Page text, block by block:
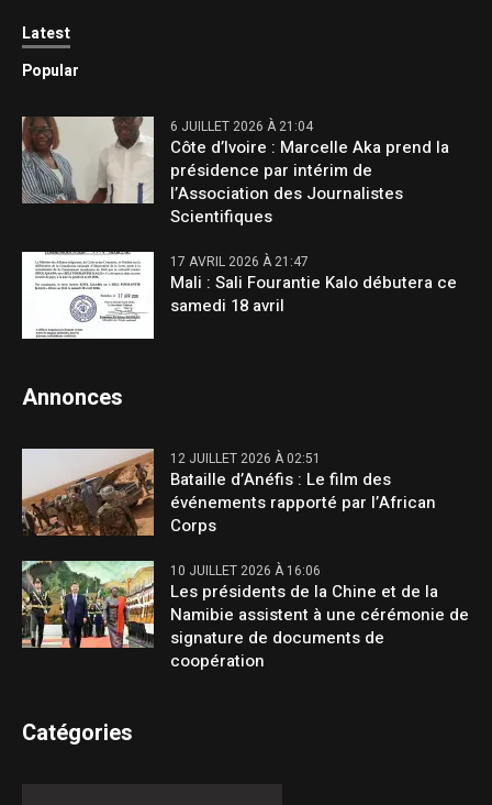
Latest
Popular
6 JUILLET 2026 À 21:04
Côte d’Ivoire : Marcelle Aka prend la
présidence par intérim de
l’Association des Journalistes
Scientifiques
17 AVRIL 2026 À 21:47
Mali : Sali Fourantie Kalo débutera ce
samedi 18 avril
Annonces
12 JUILLET 2026 À 02:51
Bataille d’Anéfis : Le film des
événements rapporté par l’African
Corps
10 JUILLET 2026 À 16:06
Les présidents de la Chine et de la
Namibie assistent à une cérémonie de
signature de documents de
coopération
Catégories